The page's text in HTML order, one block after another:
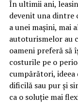
cuvinte tematice,
caută.
Apoi vine partea
vizitatorii stau
urmărească
Google nu îți
petrecut, scrollul
util e materialul.
În ultimii ani,
devenit una dintre
a unei mașini, mai
autoturismelor au
oameni preferă să
costurile pe o
cumpărători,
dificilă sau pur și
ca o soluție mai